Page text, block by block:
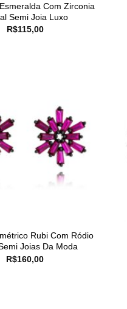
Com Zirconia
Semi Joia Luxo
R$115,00
Rubi Com Ródio
Joias Da Moda
R$160,00